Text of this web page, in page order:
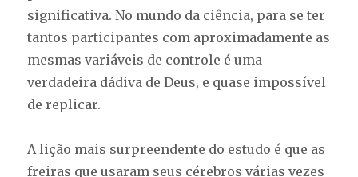
significativa. No mundo da ciência, para se ter
tantos participantes com aproximadamente as
mesmas variáveis de controle é uma
verdadeira dádiva de Deus, e quase impossível
de replicar.
A lição mais surpreendente do estudo é que as
freiras que usaram seus cérebros várias vezes